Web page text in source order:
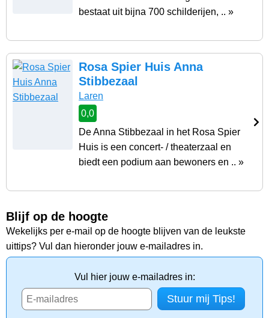
bestaat uit bijna 700 schilderijen, .. »
Rosa Spier Huis Anna
Stibbezaal
Laren
0,0
De Anna Stibbezaal in het Rosa Spier
Huis is een concert- / theaterzaal en
biedt een podium aan bewoners en .. »
Blijf op de hoogte
Wekelijks per e-mail op de hoogte blijven van de leukste
uittips? Vul dan hieronder jouw e-mailadres in.
Vul hier jouw e-mailadres in: